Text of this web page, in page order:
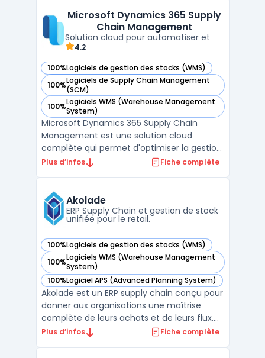
son interface intuitive et ses modules
interconnectés. Cette ...
Microsoft Dynamics 365 Supply
Chain Management
Solution cloud pour automatiser et
4.2
100%Logiciels de gestion des stocks (WMS)
— voir Microsoft Dynamics 365 Supply Chain Management
100%Logiciels de Supply Chain Management
(SCM)
— voir Microsoft Dynamics 365 Supply Chain
100%Logiciels WMS (Warehouse Management
System)
— voir Microsoft Dynamics 365 Supply Chain
Microsoft Dynamics 365 Supply Chain
Management est une solution cloud
complète qui permet d'optimiser la gestion
de la chaîne d'approvisionnement pour les
améliorer la gestion des stocks, la
planification des entre ...
Plus d’infos Fiche complète
Akolade
ERP Supply Chain et gestion de stock
unifiée pour le retail.
100%Logiciels de gestion des stocks (WMS)
— voir Akolade dans cette catégorie
100%Logiciels WMS (Warehouse Management
System)
— voir Akolade dans cette catégorie
100%Logiciel APS (Advanced Planning System)
— voir Akolade dans cette catégorie
Akolade est un ERP supply chain conçu pour
donner aux organisations une maîtrise
complète de leurs achats et de leurs flux.
Plus qu’un outil de gestion, il structure les
Plus d’infos Fiche complète